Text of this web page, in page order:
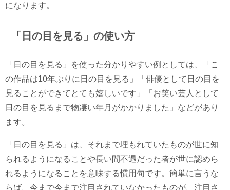
になります。
「日の目を見る」の使い方
「日の目を見る」を使った分かりやすい例としては、「こ
の作品は10年ぶりに日の目を見る」「俳優として日の目を
見ることができてとても嬉しいです」「お笑い芸人として
日の目を見るまで物凄い年月がかかりました」などがあり
ます。
「日の目を見る」は、それまで埋もれていたものが世に知
られるようになることや長い間不遇だった者が世に認めら
れるようになることを意味する慣用句です。簡単に言うな
らば、今まで今まで注目されていなかったものが、注目さ